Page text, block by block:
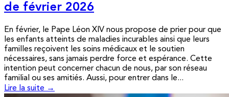
de février 2026
En février, le Pape Léon XIV nous propose de prier pour que
les enfants atteints de maladies incurables ainsi que leurs
familles reçoivent les soins médicaux et le soutien
nécessaires, sans jamais perdre force et espérance. Cette
intention peut concerner chacun de nous, par son réseau
familial ou ses amitiés. Aussi, pour entrer dans le...
Lire la suite →